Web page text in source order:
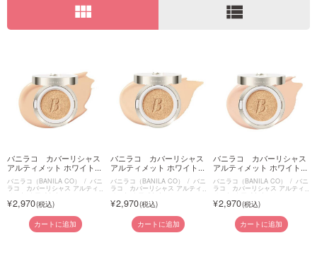
ご利用ガイド
view_module view_list
バニラコ カバーリシャス
アルティメット ホワイト...
バニラコ（BANILA CO） バニ
ラコ カバーリシャス アルティ
メット ホワイトクッション
2,970
カートに追加
バニラコ カバーリシャス
アルティメット ホワイト...
バニラコ（BANILA CO） バニ
ラコ カバーリシャス アルティ
メット ホワイトクッション
2,970
カートに追加
バニラコ カバーリシャス
アルティメット ホワイト...
バニラコ（BANILA CO） バニ
ラコ カバーリシャス アルティ
メット ホワイトクッション
2,970
カートに追加